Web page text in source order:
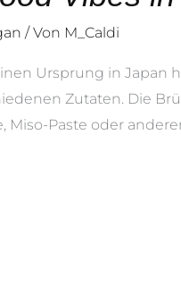
/ Von M_Caldi
Ursprung in Japan
Zutaten. Die
Paste oder